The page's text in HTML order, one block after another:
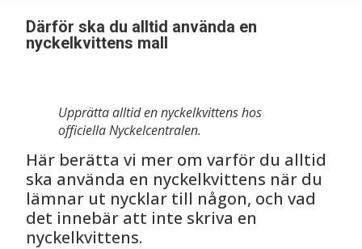
Därför ska du alltid använda en
nyckelkvittens mall
Upprätta alltid en nyckelkvittens hos
officiella Nyckelcentralen.
Här berätta vi mer om varför du alltid
ska använda en nyckelkvittens när du
lämnar ut nycklar till någon, och vad
det innebär att inte skriva en
nyckelkvittens.